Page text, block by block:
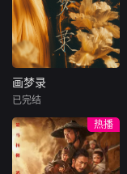
影为观众提供最贴
近的视角，以前所
未见的方式窥探这
位流行天王的内心
世界。他的故事就
此展开。
的危险操纵之中
——一个不惜一切
代价掩盖真相的
人。
画梦录
林柏叡
民国的上海滩，身
怀绝技的孤女画师
画梦录
已完结
热播